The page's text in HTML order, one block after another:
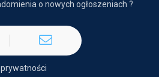
o nowych ogłoszeniach ?